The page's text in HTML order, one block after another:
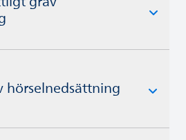
hörselnedsättning